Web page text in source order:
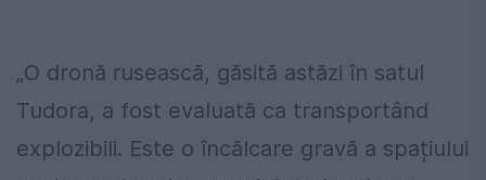
„O dronă rusească, găsită astăzi în satul
Tudora, a fost evaluată ca transportând
explozibili. Este o încălcare gravă a spațiului